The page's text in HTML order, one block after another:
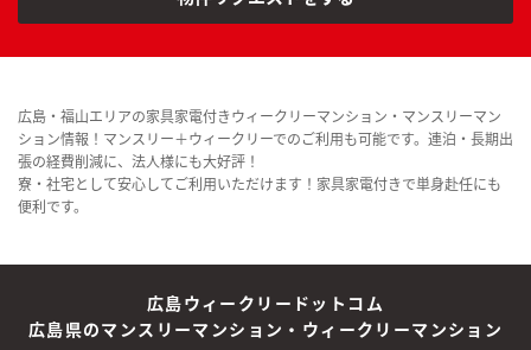
広島・福山エリアの家具家電付きウィークリーマンション・マンスリーマン
ション情報！マンスリー＋ウィークリーでのご利用も可能です。連泊・長期出
張の経費削減に、法人様にも大好評！
寮・社宅として安心してご利用いただけます！家具家電付きで単身赴任にも
便利です。
広島ウィークリードットコム
広島県のマンスリーマンション・ウィークリーマンション